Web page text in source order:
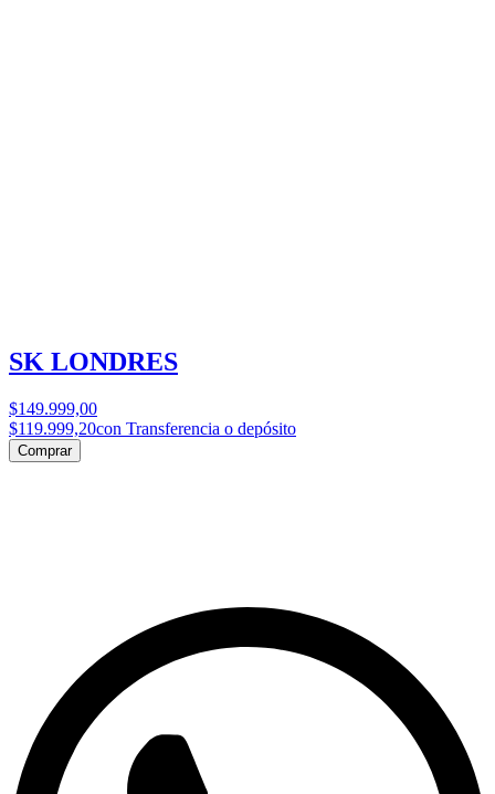
SK LONDRES
$149.999,00
$119.999,20con Transferencia o depósito
Comprar